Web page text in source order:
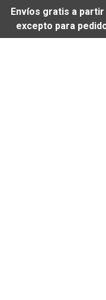
Envíos gratis a partir
excepto para